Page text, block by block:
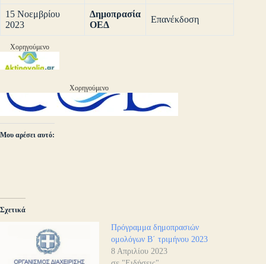
15 Νοεμβρίου
2023
Δημοπρασία
ΟΕΔ
Επανέκδοση
Χορηγούμενο
Χορηγούμενο
Μου αρέσει αυτό:
Σχετικά
Πρόγραμμα δημοπρασιών
ομολόγων Β΄ τριμήνου 2023
8 Απριλίου 2023